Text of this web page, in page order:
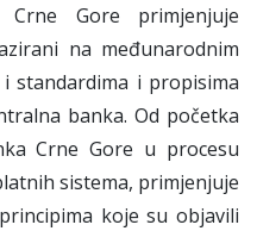
Crne Gore primjenjuje
na međunarodnim
standardima i propisima
banka. Od početka
Crne Gore u procesu
sistema, primjenjuje
koje su objavili